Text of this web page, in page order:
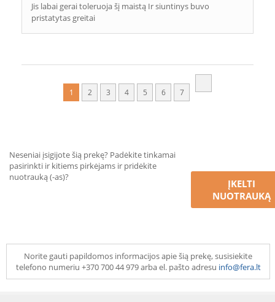
Jis labai gerai toleruoja šį maistą Ir siuntinys buvo
pristatytas greitai
1 2 3 4 5 6 7
Neseniai įsigijote šią prekę? Padėkite tinkamai
pasirinkti ir kitiems pirkėjams ir pridėkite
nuotrauką (-as)?
ĮKELTI
NUOTRAUKĄ
Norite gauti papildomos informacijos apie šią prekę, susisiekite
telefono numeriu +370 700 44 979 arba el. pašto adresu info@fera.lt